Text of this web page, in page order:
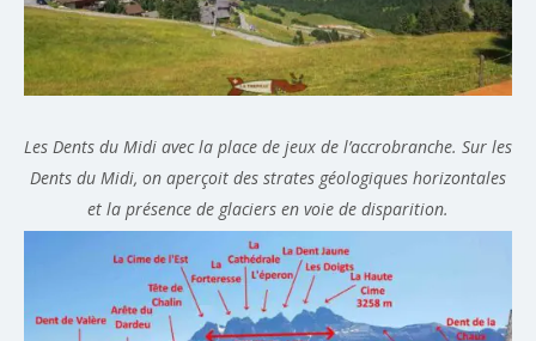
Les Dents du Midi avec la place de jeux de l’accrobranche. Sur les
Dents du Midi, on aperçoit des strates géologiques horizontales
et la présence de glaciers en voie de disparition.